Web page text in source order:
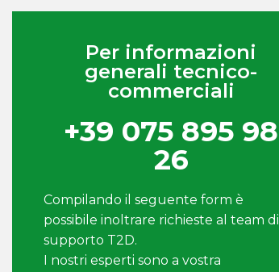
Per informazioni
generali tecnico-
commerciali
+39 075 895 98
26
Compilando il seguente form è
possibile inoltrare richieste al team di
supporto T2D.
I nostri esperti sono a vostra